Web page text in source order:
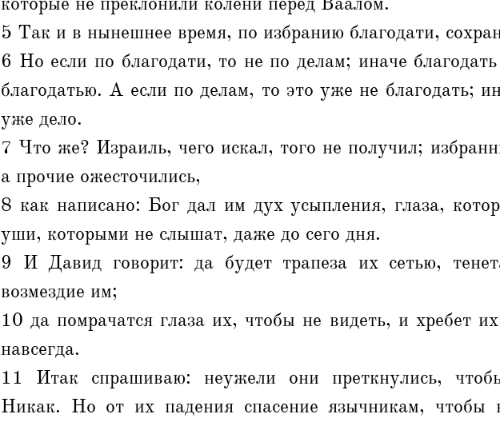
5 Так и в нынешнее время, по избранию благодати,
6 Но если по благодати, то не по делам; иначе
благодатью. А если по делам, то это уже не благодать;
уже дело.
7 Что же? Израиль, чего искал, того не получил;
а прочие ожесточились,
8 как написано: Бог дал им дух усыпления, глаза,
уши, которыми не слышат, даже до сего дня.
9 И Давид говорит: да будет трапеза их сетью,
возмездие им;
10 да помрачатся глаза их, чтобы не видеть, и хребет
навсегда.
11 Итак спрашиваю: неужели они преткнулись,
Никак. Но от их падения спасение язычникам, чтобы